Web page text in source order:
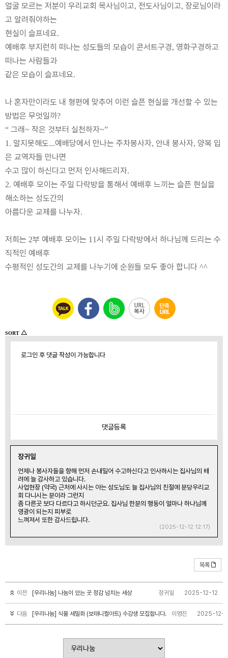
얼굴 모르는 저분이 우리교회 목사님이고, 전도사님이고, 장로님이라
고 알려줘야하는
현실이 슬프네요.
예배후 부지런히 떠나는 성도들의 모습이 콘서트구경, 영화구경하고
떠나는 사람들과
같은 모습이 슬프네요.
나 혼자만이라도 내 형편에 맞추어 이런 슬픈 현실을 개선할 수 있는
방법은 무엇일까?
“ 그래~ 작은 것부터 실천하자~”
1. 알지못해도...예배당에서 만나는 주차봉사자, 안내 봉사자, 양복 입
은 교역자들 만나면
수고 많이 하신다고 먼저 인사해드리자.
2. 예배후 모이는 주일 다락방을 통해서 예배후 느끼는 슬픈 현실을
해소하는 성도간의
아름다운 교제를 나누자.
저희는 2부 예배후 모이는 11시 주일 다락방에서 하나님께 드리는 수
직적인 예배후
수평적인 성도간의 교제를 나누기에 순원들 모두 좋아 합니다 ^^
SORT △
로그인 후 댓글 작성이 가능합니다
댓글등록
장귀일
언제나 봉사자들을 향해 먼저 손내밀어 수고하신다고 인사하시는 집사님의 배
려에 늘 감사하고 있습니다.
사업현장 (약국) 근처에 사시는 아는 성도님도 늘 집사님의 친절에 분당우리교
회 다니시는 분이라 그런지
좀 다른곳 보다 다르다고 하시던군요. 집사님 한분의 행동이 얼마나 하나님께
영광이 되는지 피부로
느껴져서 또한 감사드립니다.
(2025-12-12 12:17)
목록
2025-12-12
장귀일
이전 [우리나눔] 나눔이 있는 곳 정감 넘치는 세상
2025-12-
이영진
다음 [우리나눔] 식물 세밀화 (보태니컬아트) 수강생 모집합니다.